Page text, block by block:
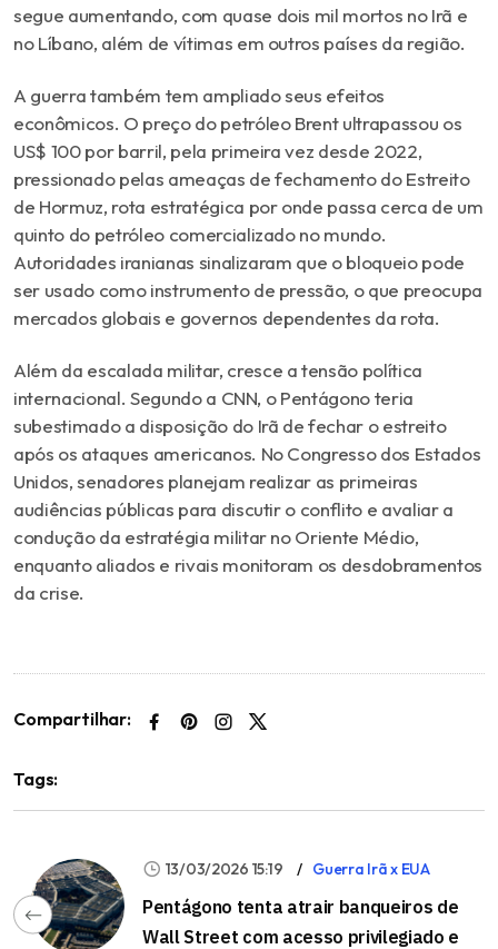
segue aumentando, com quase dois mil mortos noIrã e
noLíbano, além de vítimas em outros países da região.
A guerratambém tem ampliadoseus efeitos
econômicos. O preçodopetróleoBrentultrapassou os
US$ 100porbarril, pela primeiravez desde 2022,
pressionadopelas ameaças defechamentodoEstreito
de Hormuz, rota estratégica poronde passa cerca de um
quinto do petróleo comercializadonomundo.
Autoridades iranianas sinalizaram que obloqueiopode
ser usado comoinstrumentode pressão, oque preocupa
mercados globais e governos dependentes da rota.
Além da escalada militar, cresce atensão política
internacional. Segundoa CNN, oPentágonoteria
subestimadoa disposição do Irã defechar oestreito
após os ataques americanos. NoCongressodos Estados
Unidos,senadores planejam realizar as primeiras
audiências públicas para discutiro conflito e avaliara
conduçãoda estratégia militarnoOriente Médio,
enquantoaliados e rivais monitoram os desdobramentos
da crise.
Compartilhar:
Tags:
13/03/2026 15:19 Guerra Irã x EUA
Pentágono tenta atrair banqueiros de
Wall Street com acesso privilegiado e